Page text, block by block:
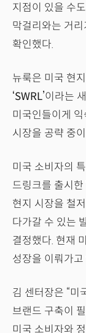
지점이 있을 수
막걸리와는 거
확인했다.
뉴룩은 미국 현
‘SWRL’이라는
미국인들이게 익
시장을 공략 중
미국 소비자의
드링크를 출시한
현지 시장을 철
다가갈 수 있는
결정했다. 현재
성장을 이뤄가고
김 센터장은 “미
브랜드 구축이
미국 소비자와